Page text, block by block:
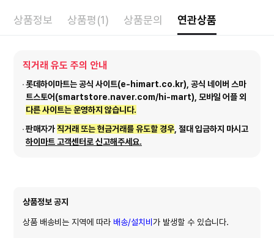
상품정보 상품평(1) 상품문의 연관상품
직거래 유도 주의 안내
롯데하이마트는 공식 사이트(e-himart.co.kr), 공식 네이버 스마
트스토어(smartstore.naver.com/hi-mart), 모바일 어플 외
다른 사이트는 운영하지 않습니다.
판매자가직거래 또는 현금거래를 유도할 경우, 절대 입금하지 마시고
하이마트 고객센터로 신고해주세요.
상품정보 공지
상품 배송비는 지역에 따라 배송/설치비 가 발생할 수 있습니다.